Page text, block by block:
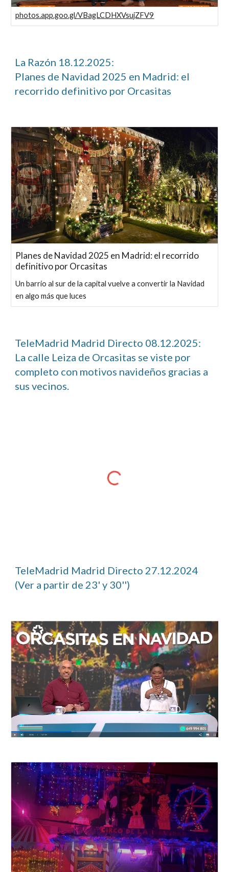
photos.app.goo.gl/VBagLCDHXVsujZFV9
La Razón 18.12.2025:
Planes de Navidad 2025 en Madrid: el
recorrido definitivo por Orcasitas
Planes de Navidad 2025 en Madrid: el recorrido
definitivo por Orcasitas
Un barrio al sur de la capital vuelve a convertir la Navidad
en algo más que luces
TeleMadrid Madrid Directo 08.12.2025:
La calle Leiza de Orcasitas se viste por
completo con motivos navideños gracias a
sus vecinos.
TeleMadrid Madrid Directo 27.12.2024
(Ver a partir de 23' y 30'')